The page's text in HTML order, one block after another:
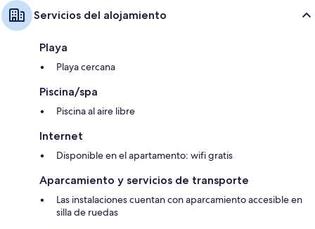
Servicios del alojamiento
Playa
Playa cercana
Piscina/spa
Piscina al aire libre
Internet
Disponible en el apartamento: wifi gratis
Aparcamiento y servicios de transporte
Las instalaciones cuentan con aparcamiento accesible en
silla de ruedas